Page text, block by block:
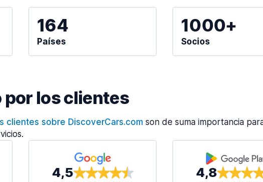
164
Países
1000+
Socios
por los clientes
clientes sobre DiscoverCars.com son de suma importancia
4,5 4,8